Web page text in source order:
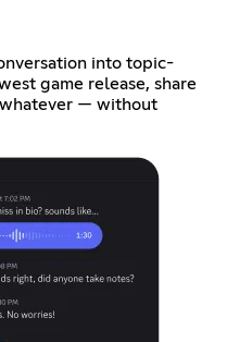
into topic-
game release, share
— without